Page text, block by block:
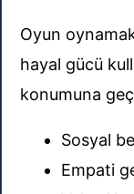
Oyun
hayal gücü
konumuna
Sosyal
Empati